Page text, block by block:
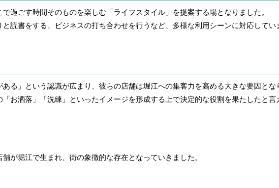
過ごす時間そのものを楽しむ「ライフスタイル」を提案する場となりました。
読書をする、ビジネスの打ち合わせを行うなど、多様な利用シーンに対応してい
る」という認識が広まり、彼らの店舗は堀江への集客力を高める大きな要因とな
お洒落」「洗練」といったイメージを形成する上で決定的な役割を果たしたと言
が堀江で生まれ、街の象徴的な存在となっていきました。